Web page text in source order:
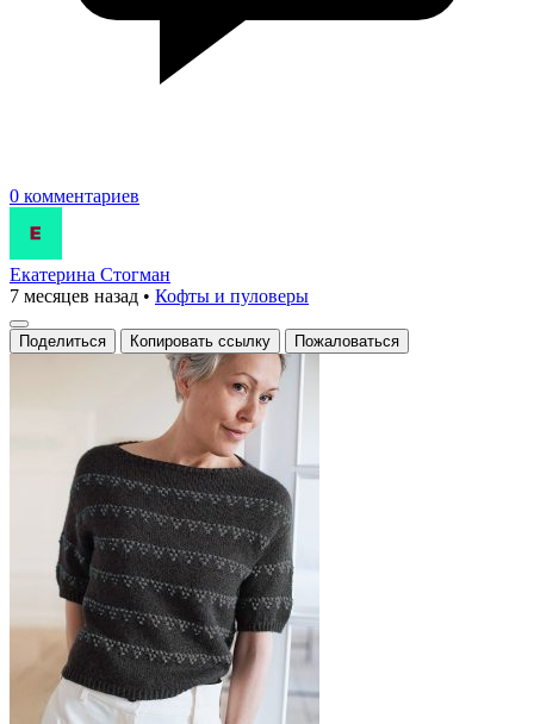
0 комментариев
Екатерина Стогман
7 месяцев назад • Кофты и пуловеры
Поделиться Копировать ссылку Пожаловаться